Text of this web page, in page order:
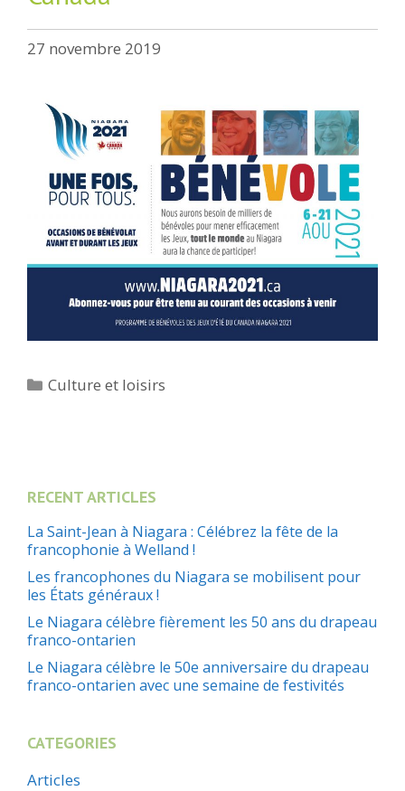
27 novembre 2019
Catégories
Culture et loisirs
RECENT ARTICLES
La Saint-Jean à Niagara : Célébrez la fête de la
francophonie à Welland !
Les francophones du Niagara se mobilisent pour
les États généraux !
Le Niagara célèbre fièrement les 50 ans du drapeau
franco-ontarien
Le Niagara célèbre le 50e anniversaire du drapeau
franco-ontarien avec une semaine de festivités
CATEGORIES
Articles